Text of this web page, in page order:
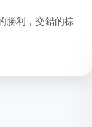
勝利，交錯的棕